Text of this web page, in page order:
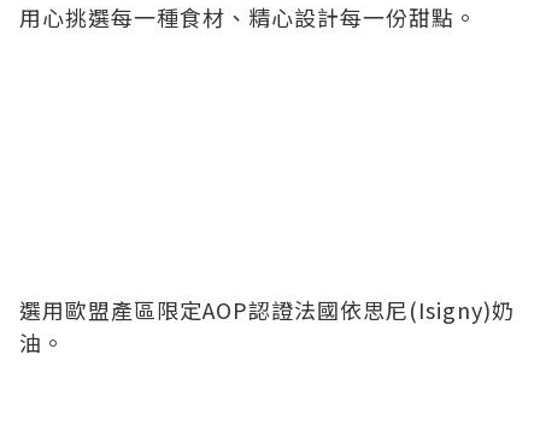
用心挑選每一種食材、精心設計每一份甜點。
選用歐盟產區限定AOP認證法國依思尼(Isigny)奶
油。